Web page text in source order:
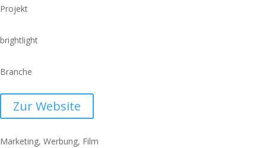
Projekt
brightlight
Branche
Zur Website
Marketing, Werbung, Film